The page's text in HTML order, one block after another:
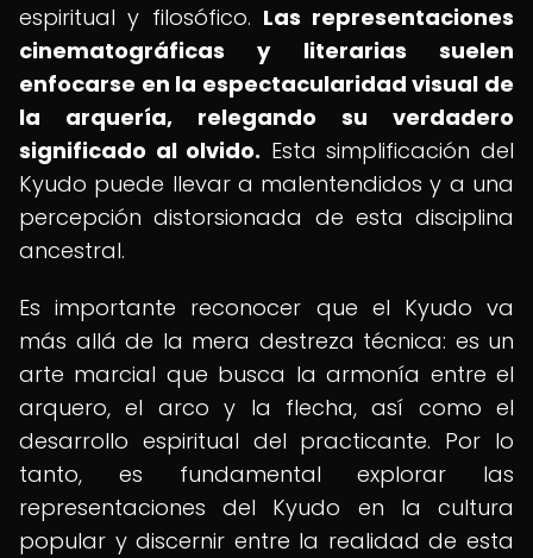
espiritual y filosófico. Las representaciones
cinematográficas y literarias suelen
enfocarse en la espectacularidad visual de
la arquería, relegando su verdadero
significado al olvido. Esta simplificación del
Kyudo puede llevar a malentendidos y a una
percepción distorsionada de esta disciplina
ancestral.
Es importante reconocer que el Kyudo va
más allá de la mera destreza técnica: es un
arte marcial que busca la armonía entre el
arquero, el arco y la flecha, así como el
desarrollo espiritual del practicante. Por lo
tanto, es fundamental explorar las
representaciones del Kyudo en la cultura
popular y discernir entre la realidad de esta